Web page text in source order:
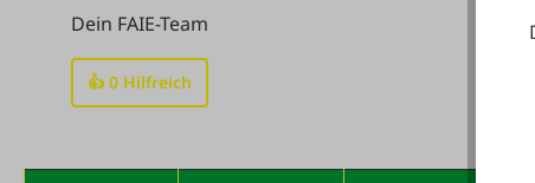
Dein FAIE-Team
👍 0 Hilfreich